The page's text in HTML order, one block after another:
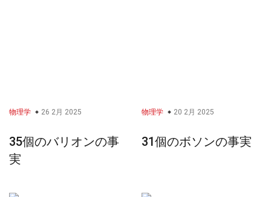
物理学 26 2月 2025
35個のバリオンの事
実
物理学 20 2月 2025
31個のボソンの事実